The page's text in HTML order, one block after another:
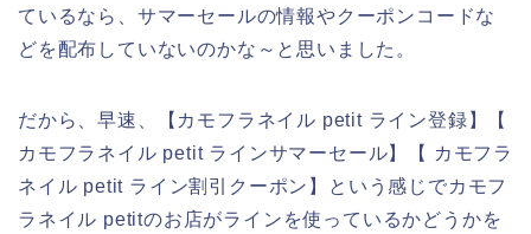
ているなら、サマーセールの情報やクーポンコードな
どを配布していないのかな～と思いました。
だから、早速、【カモフラネイル petit ライン登録】【
カモフラネイル petit ラインサマーセール】【 カモフラ
ネイル petit ライン割引クーポン】という感じでカモフ
ラネイル petitのお店がラインを使っているかどうかを